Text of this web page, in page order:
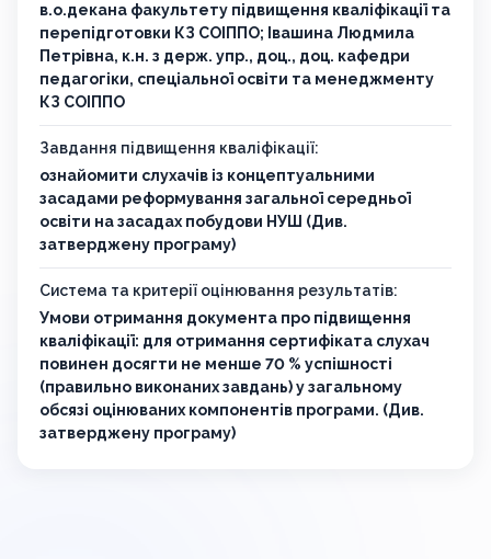
в.о.декана факультету підвищення кваліфікації та
перепідготовки КЗ СОІППО; Івашина Людмила
Петрівна, к.н. з держ. упр., доц., доц. кафедри
педагогіки, спеціальної освіти та менеджменту
КЗ СОІППО
Завдання підвищення кваліфікації:
ознайомити слухачів iз концептуальними
засадами реформування загальної середньої
ocвіти на засадах побудови НУШ (Див.
затверджену програму)
Система та критерії оцінювання результатів:
Умови отримання документа про підвищення
кваліфікації: для отримання сертифіката слухач
повинен досягти не менше 70 % успішності
(правильно виконаних завдань) у загальному
обсязі оцінюваних компонентів програми. (Див.
затверджену програму)